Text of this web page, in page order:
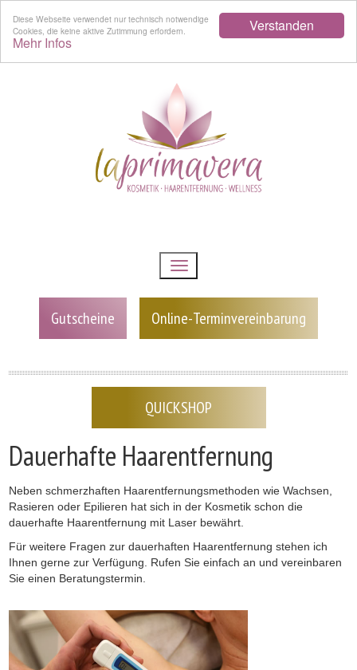
Verstanden
Diese Webseite verwendet nur technisch notwendige
Cookies, die keine aktive Zutimmung erfordern.
Mehr Infos
Gutscheine Online-Terminvereinbarung
QUICKSHOP
Dauerhafte Haarentfernung
Neben schmerzhaften Haarentfernungsmethoden wie Wachsen,
Rasieren oder Epilieren hat sich in der Kosmetik schon die
dauerhafte Haarentfernung mit Laser bewährt.
Für weitere Fragen zur dauerhaften Haarentfernung stehen ich
Ihnen gerne zur Verfügung. Rufen Sie einfach an und vereinbaren
Sie einen Beratungstermin.